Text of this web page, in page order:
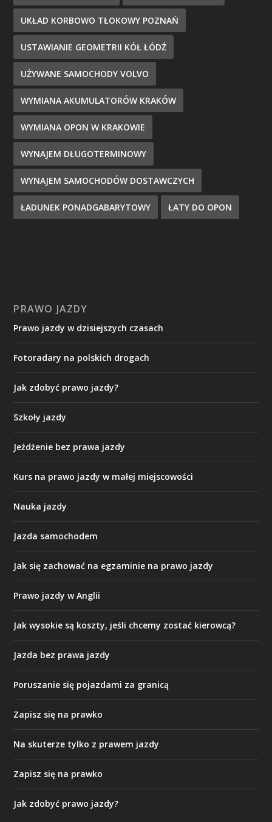
UKŁAD KORBOWO TŁOKOWY POZNAŃ
USTAWIANIE GEOMETRII KÓŁ ŁÓDŹ
UŻYWANE SAMOCHODY VOLVO
WYMIANA AKUMULATORÓW KRAKÓW
WYMIANA OPON W KRAKOWIE
WYNAJEM DŁUGOTERMINOWY
WYNAJEM SAMOCHODÓW DOSTAWCZYCH
ŁADUNEK PONADGABARYTOWY ŁATY DO OPON
PRAWO JAZDY
Prawo jazdy w dzisiejszych czasach
Fotoradary na polskich drogach
Jak zdobyć prawo jazdy?
Szkoły jazdy
Jeżdżenie bez prawa jazdy
Kurs na prawo jazdy w małej miejscowości
Nauka jazdy
Jazda samochodem
Jak się zachować na egzaminie na prawo jazdy
Prawo jazdy w Anglii
Jak wysokie są koszty, jeśli chcemy zostać kierowcą?
Jazda bez prawa jazdy
Poruszanie się pojazdami za granicą
Zapisz się na prawko
Na skuterze tylko z prawem jazdy
Zapisz się na prawko
Jak zdobyć prawo jazdy?